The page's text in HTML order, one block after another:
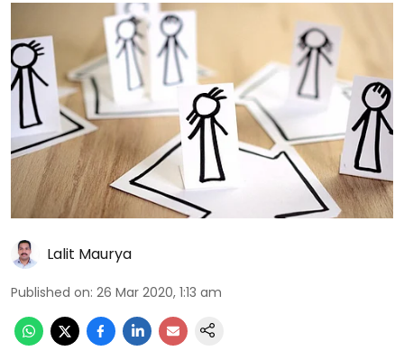
Lalit Maurya
Published on: 26 Mar 2020, 1:13 am